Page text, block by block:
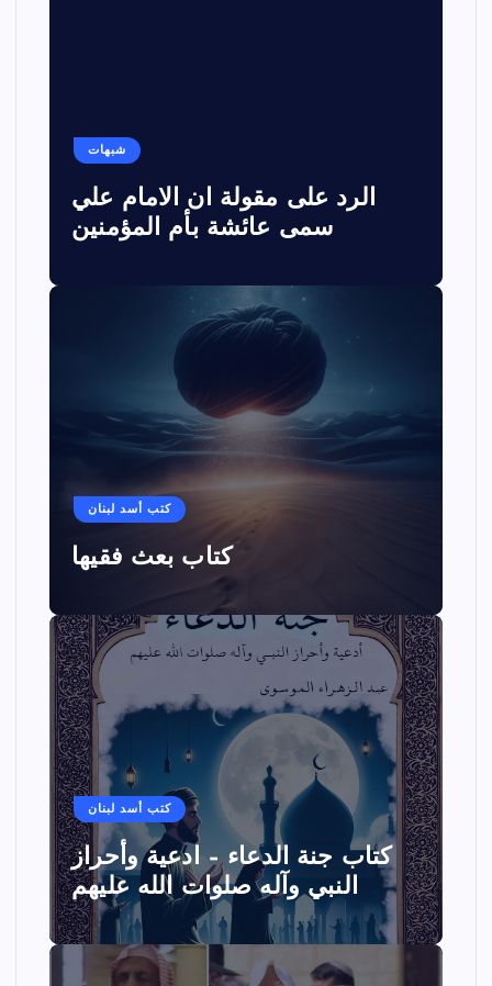
شبهات
الرد على مقولة ان الامام علي
سمى عائشة بأم المؤمنين
كتب أسد لبنان
كتاب بعث فقيها
كتب أسد لبنان
كتاب جنة الدعاء – ادعية وأحراز
النبي وآله صلوات الله عليهم